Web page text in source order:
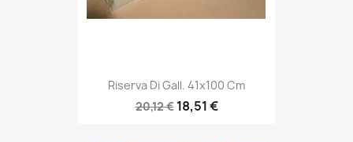
Riserva Di Gall. 41x100 Cm
20,12 € 18,51 €